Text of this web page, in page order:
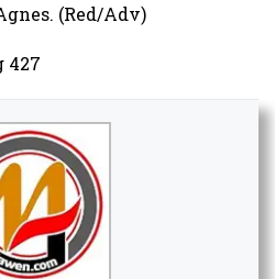
(Red/Adv)
427